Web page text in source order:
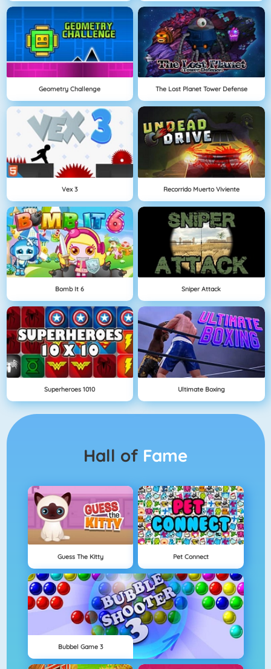
Geometry Challenge The Lost Planet Tower Defense
Vex 3 Recorrido Muerto Viviente
Bomb It 6 Sniper Attack
Superheroes 1010 Ultimate Boxing
Hall of Fame
Guess The Kitty Pet Connect
Bubbel Game 3